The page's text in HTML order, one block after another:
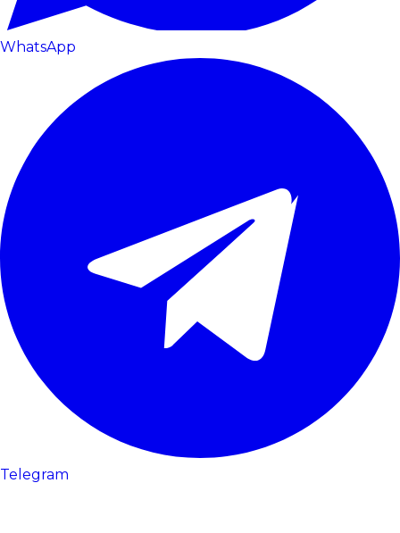
WhatsApp
Telegram